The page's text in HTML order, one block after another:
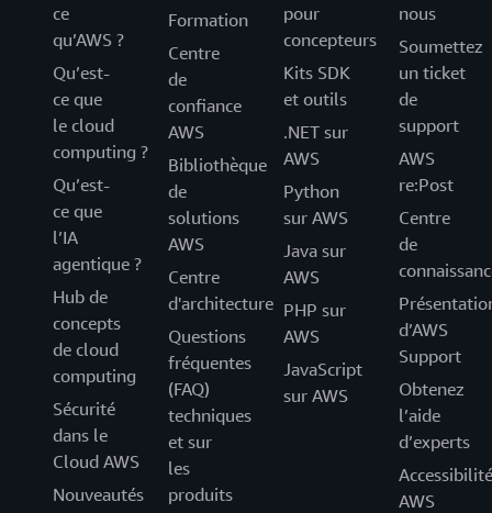
ce
qu’AWS ?
Qu’est-
ce que
le cloud
computing ?
Qu’est-
ce que
l’IA
agentique ?
Hub de
concepts
de cloud
computing
Sécurité
dans le
Cloud AWS
Nouveautés
Formation
Centre
de
confiance
AWS
Bibliothèque
de
solutions
AWS
Centre
d'architecture
Questions
fréquentes
(FAQ)
techniques
et sur
les
produits
pour
concepteurs
Kits SDK
et outils
.NET sur
AWS
Python
sur AWS
Java sur
AWS
PHP sur
AWS
JavaScript
sur AWS
nous
Soumettez
un ticket
de
support
AWS
re:Post
Centre
de
d’AWS
Support
Obtenez
l’aide
d’experts
Accessibilité
AWS